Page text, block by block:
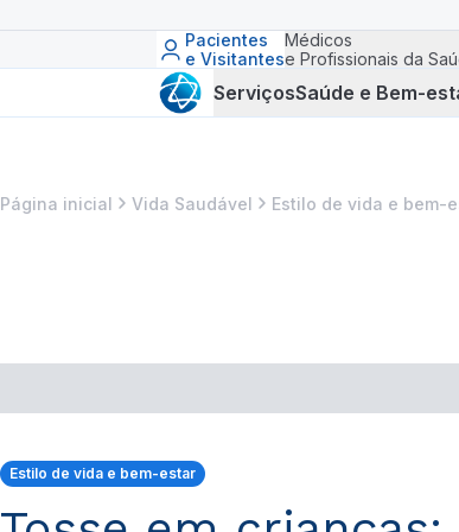
Pacientes
e Visitantes
Médicos
e Profissionais da
ServiçosSaúde e Bem-
Página inicial Vida Saudável Estilo de vida e bem-
Estilo de vida e bem-estar